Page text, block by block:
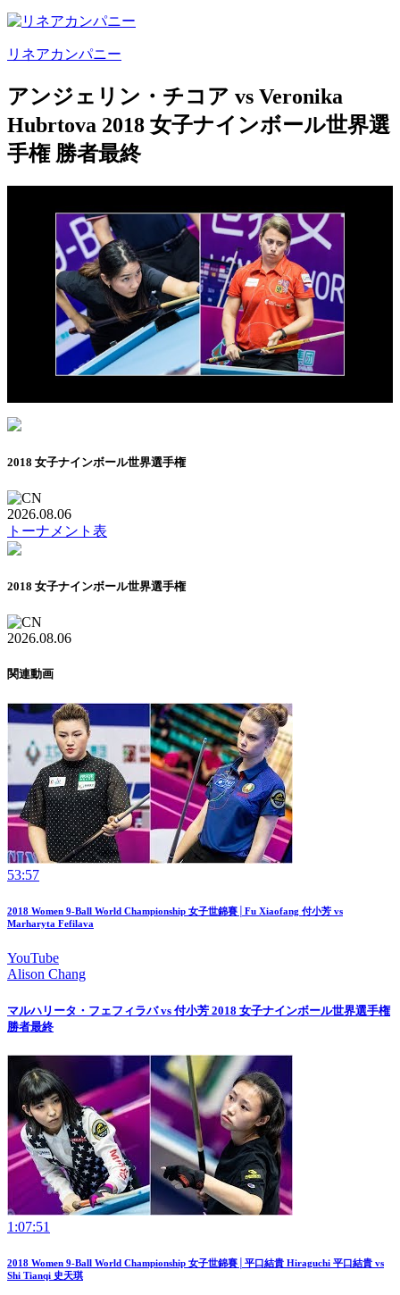
リネアカンパニー
アンジェリン・チコア vs Veronika
Hubrtova 2018 女子ナインボール世界選
手権 勝者最終
2018 女子ナインボール世界選手権
2026.08.06
トーナメント表
2018 女子ナインボール世界選手権
2026.08.06
関連動画
53:57
2018 Women 9-Ball World Championship 女子世錦賽│Fu Xiaofang 付小芳 vs
Marharyta Fefilava
YouTube
Alison Chang
マルハリータ・フェフィラバ vs 付小芳 2018 女子ナインボール世界選手権
勝者最終
1:07:51
2018 Women 9-Ball World Championship 女子世錦賽│平口結貴 Hiraguchi 平口結貴 vs
Shi Tianqi 史天琪